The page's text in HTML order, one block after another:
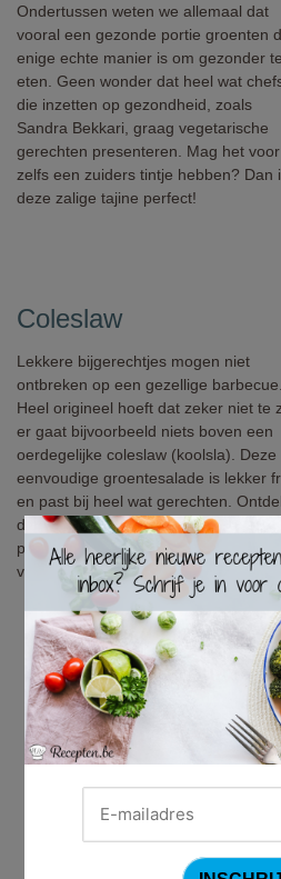
Ondertussen weten we allemaal dat
vooral een gezonde portie groenten
enige echte manier is om gezonder te
eten. Geen wonder dat heel wat
die inzetten op gezondheid, zoals
Sandra Bekkari, graag vegetarische
gerechten presenteren. Mag het
zelfs een zuiders tintje hebben? Dan
deze zalige tajine perfect!
Coleslaw
Lekkere bijgerechtjes mogen niet
ontbreken op een gezellige barbecue.
Heel origineel hoeft dat zeker niet te
er gaat bijvoorbeeld niets boven een
oerdegelijke coleslaw (koolsla). Deze
eenvoudige groentesalade is lekker
en past bij heel wat gerechten.
dit recept hoe je een authentieke en
pure versie maakt (die je
vanzelfsprekend ook als basis kan